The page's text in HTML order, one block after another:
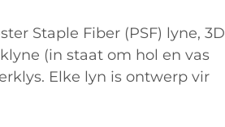
Staple Fiber (PSF) lyne, 3D
(in staat om hol en vas
Elke lyn is ontwerp vir